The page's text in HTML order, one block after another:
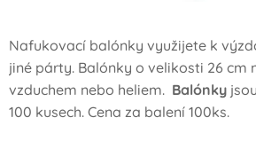
Nafukovací balónky využijete k
jiné párty. Balónky o velikosti 26 cm
vzduchem nebo heliem. Balón­ky
100 kusech. Cena za balení 100ks.